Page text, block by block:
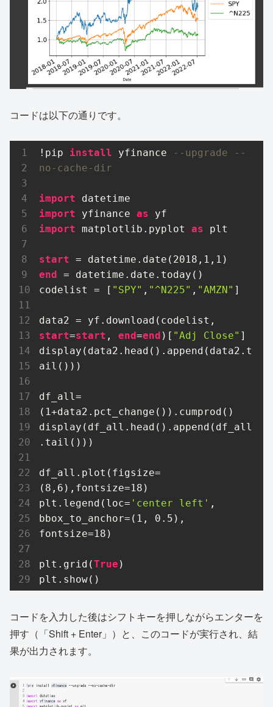
コードは以下の通りです。
!pip install yfinance
--upgrade --
no-cache-dir
import
import yfinance as
import matplotlib.pyplot as plt
start = datetime.date( 2018 , 1 , 1
end = datetime.date.today()
codelist = [ "SPY" , "^N225" , "AMZN" ]
start=start , end=end )[ "Adj Close" ]
display(data2.head().append(data2.t
ail()))
df_all=
( 1+data2.pct_change()).cumprod()
display(df_all.head().append(df_all
.tail()))
df_all.plot(figsize=
( 8 , 6 ),fontsize=18 )
plt.legend(loc= 'center left' ,
bbox_to_anchor=( 1 , 0.5 ),
fontsize=18 )
plt.grid(True )
plt.show()
コードを入力した後はシフトキーを押しながらエンターを
押す（「Shift + Enter」）と、このコードが実行され、結
果が出力されます。